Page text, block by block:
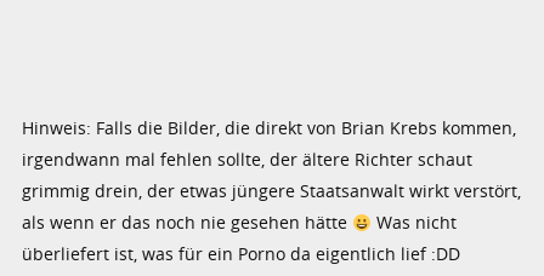
Hinweis: Falls die Bilder, die direkt von Brian Krebs kommen,
irgendwann mal fehlen sollte, der ältere Richter schaut
grimmig drein, der etwas jüngere Staatsanwalt wirkt verstört,
als wenn er das noch nie gesehen hätte
Was nicht
überliefert ist, was für ein Porno da eigentlich lief :DD